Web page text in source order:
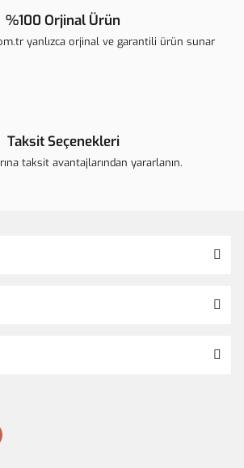
%100 Orjinal Ürün
yanlızca orjinal ve garantili ürün sunar
Taksit Seçenekleri
taksit avantajlarından yararlanın.